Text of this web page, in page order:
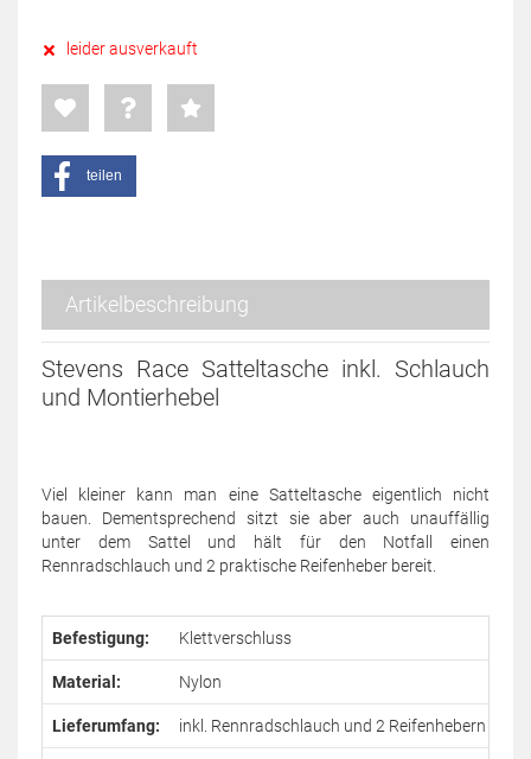
leider ausverkauft
teilen
Artikelbeschreibung
Stevens Race Satteltasche inkl. Schlauch
und Montierhebel
Viel kleiner kann man eine Satteltasche eigentlich nicht
bauen. Dementsprechend sitzt sie aber auch unauffällig
unter dem Sattel und hält für den Notfall einen
Rennradschlauch und 2 praktische Reifenheber bereit.
Befestigung: Klettverschluss
Material: Nylon
Lieferumfang: inkl. Rennradschlauch und 2 Reifenhebern